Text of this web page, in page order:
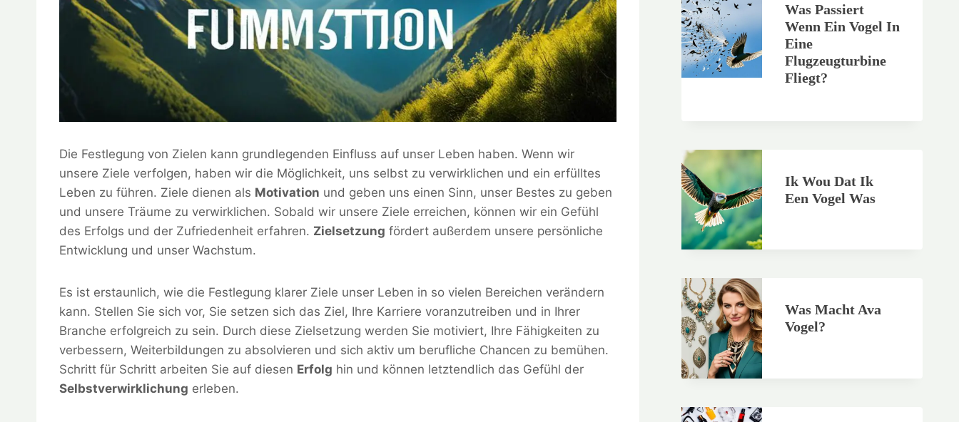
Die Festlegung von Zielen kann grundlegenden Einfluss auf unser Leben haben. Wenn wir
unsere Ziele verfolgen, haben wir die Möglichkeit, uns selbst zu verwirklichen und ein erfülltes
Leben zu führen. Ziele dienen als Motivation und geben uns einen Sinn, unser Bestes zu geben
und unsere Träume zu verwirklichen. Sobald wir unsere Ziele erreichen, können wir ein Gefühl
des Erfolgs und der Zufriedenheit erfahren. Zielsetzung fördert außerdem unsere persönliche
Entwicklung und unser Wachstum.
Es ist erstaunlich, wie die Festlegung klarer Ziele unser Leben in so vielen Bereichen verändern
kann. Stellen Sie sich vor, Sie setzen sich das Ziel, Ihre Karriere voranzutreiben und in Ihrer
Branche erfolgreich zu sein. Durch diese Zielsetzung werden Sie motiviert, Ihre Fähigkeiten zu
verbessern, Weiterbildungen zu absolvieren und sich aktiv um berufliche Chancen zu bemühen.
Schritt für Schritt arbeiten Sie auf diesen Erfolg hin und können letztendlich das Gefühl der
Selbstverwirklichung erleben.
Was Passiert
Wenn Ein Vogel In
Eine
Flugzeugturbine
Fliegt?
Ik Wou Dat Ik
Een Vogel Was
Was Macht Ava
Vogel?